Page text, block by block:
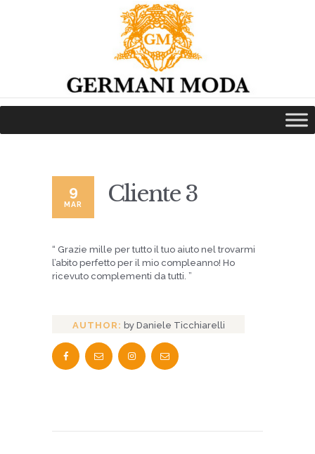
CHI SIAMO
NEWS
PRENOTA LA PROVA
CONTATTI
9
MAR Cliente 3
“ Grazie mille per tutto il tuo aiuto nel trovarmi
l’abito perfetto per il mio compleanno! Ho
ricevuto complementi da tutti. ”
AUTHOR: by Daniele Ticchiarelli